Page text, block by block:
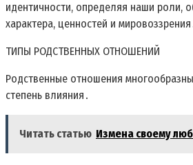
идентичности, определяя наши роли,
характера, ценностей и
ТИПЫ РОДСТВЕННЫХ ОТНОШЕНИЙ
Родственные отношения
степень влияния․
Читать статью Измена своему